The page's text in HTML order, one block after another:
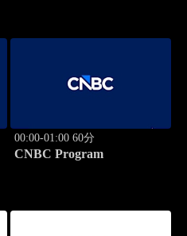
00:00-01:00 60分
CNBC Program